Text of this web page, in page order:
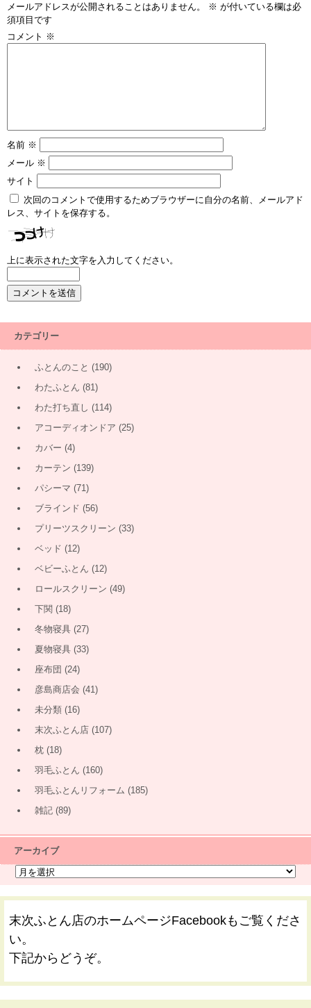
メールアドレスが公開されることはありません。 ※ が付いている欄は必
須項目です
コメント ※
名前 ※
メール ※
サイト
次回のコメントで使用するためブラウザーに自分の名前、メールアド
レス、サイトを保存する。
上に表示された文字を入力してください。
カテゴリー
ふとんのこと (190)
わたふとん (81)
わた打ち直し (114)
アコーディオンドア (25)
カバー (4)
カーテン (139)
パシーマ (71)
ブラインド (56)
プリーツスクリーン (33)
ベッド (12)
ベビーふとん (12)
ロールスクリーン (49)
下関 (18)
冬物寝具 (27)
夏物寝具 (33)
座布団 (24)
彦島商店会 (41)
未分類 (16)
末次ふとん店 (107)
枕 (18)
羽毛ふとん (160)
羽毛ふとんリフォーム (185)
雑記 (89)
アーカイブ
末次ふとん店のホームページFacebookもご覧くださ
い。
下記からどうぞ。